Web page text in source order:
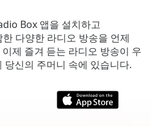
Box 앱을 설치하고
한 다양한 라디오 방송을 언제
제 즐겨 듣는 라디오 방송이 우
당신의 주머니 속에 있습니다.